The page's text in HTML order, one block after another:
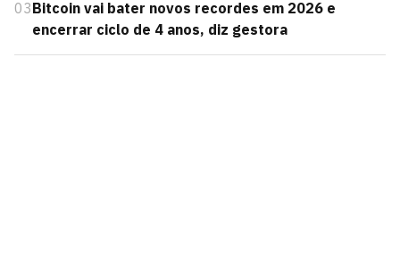
03Bitcoin vai bater novos recordes em 2026 e
encerrar ciclo de 4 anos, diz gestora